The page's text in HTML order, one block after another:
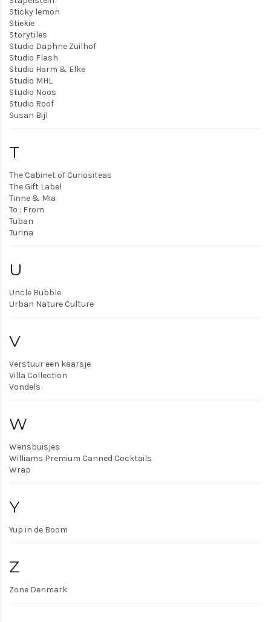
Sticky lemon
Stiekie
Storytiles
Studio Daphne Zuilhof
Studio Flash
Studio Harm & Elke
Studio MHL
Studio Noos
Studio Roof
Susan Bijl
T
The Cabinet of Curiositeas
The Gift Label
Tinne & Mia
To : From
Tuban
Turina
U
Uncle Bubble
Urban Nature Culture
V
Verstuur een kaarsje
Villa Collection
Vondels
W
Wensbuisjes
Williams Premium Canned Cocktails
Wrap
Y
Yup in de Boom
Z
Zone Denmark